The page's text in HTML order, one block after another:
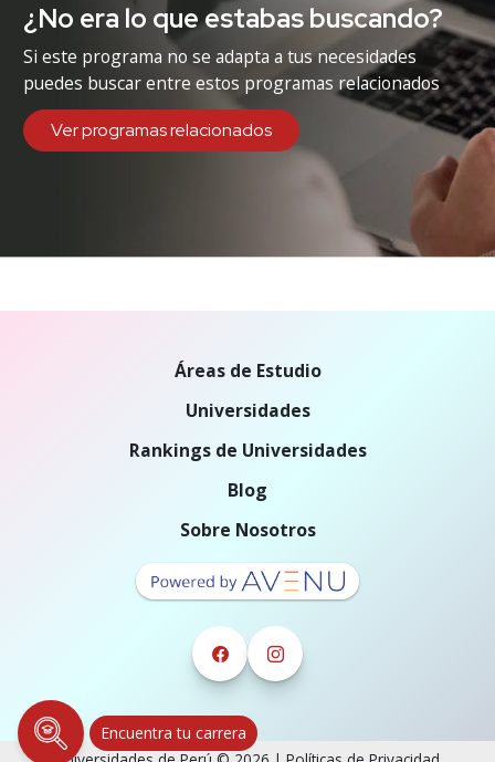
¿No era lo que estabas buscando?
Si este programa no se adapta a tus necesidades
puedes buscar entre estos programas relacionados
Ver programas relacionados
Encuentra tu carrera
Áreas de Estudio
Universidades
Rankings de Universidades
Blog
Sobre Nosotros